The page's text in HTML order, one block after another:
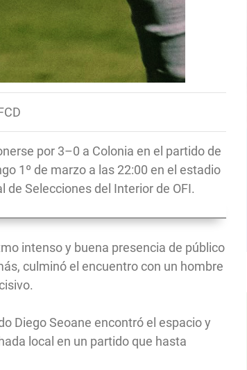
por 3–0 a Colonia en el partido de
1º de marzo a las 22:00 en el estadio
de Selecciones del Interior de OFI.
intenso y buena presencia de público
culminó el encuentro con un hombre
Diego Seoane encontró el espacio y
local en un partido que hasta